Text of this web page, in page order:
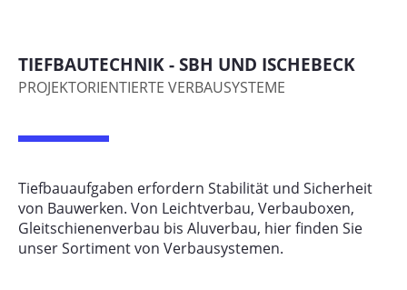
TIEFBAUTECHNIK - SBH UND ISCHEBECK
PROJEKTORIENTIERTE VERBAUSYSTEME
Tiefbauaufgaben erfordern Stabilität und Sicherheit
von Bauwerken. Von Leichtverbau, Verbauboxen,
Gleitschienenverbau bis Aluverbau, hier finden Sie
unser Sortiment von Verbausystemen.